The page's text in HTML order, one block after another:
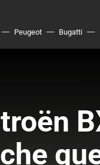
Peugeot Bugatti